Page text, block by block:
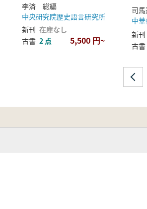
李済 総編
中央研究院歴史語言研究所
新刊 在庫なし
古書 2 点 5,500 円~
司
中
新刊
古書